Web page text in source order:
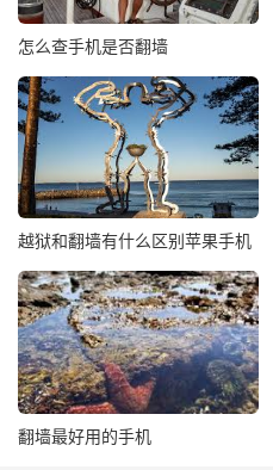
怎么查手机是否翻墙
越狱和翻墙有什么区别苹果手机
翻墙最好用的手机